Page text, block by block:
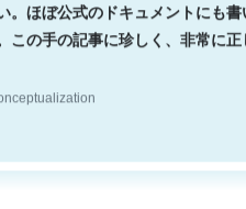
この手の記事に珍しく、非常に正